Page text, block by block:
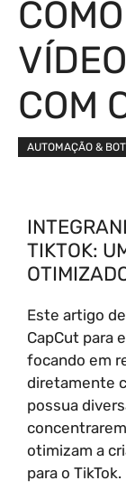
COM
AUTOMAÇÃO &
TIKTOK:
Este artigo
CapCut para
focando em
diretamente
possua
otimizam a
para o TikTok.